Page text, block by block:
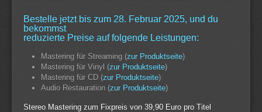
Bestelle jetzt bis zum 28. Februar 2025, und du
bekommst
reduzierte Preise auf folgende Leistungen:
Mastering für Streaming (zur Produktseite)
Mastering für Vinyl (zur Produktseite)
Mastering für CD (zur Produktseite)
Audio Restauration (zur Produktseite)
Stereo Mastering zum Fixpreis von 39,90 Euro pro Titel